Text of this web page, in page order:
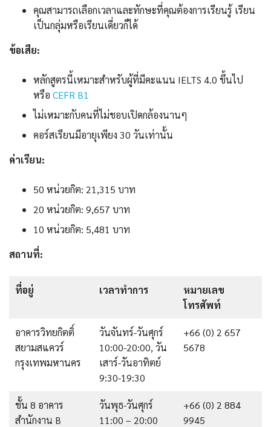
คุณสามารถเลือกเวลาและทักษะที่คุณต้องการเรียนรู้ เรียน
เป็นกลุ่มหรือเรียนเดี่ยวก็ได้
ข้อเสีย:
หลักสูตรนี้เหมาะสำหรับผู้ที่มีคะแนน IELTS 4.0 ขึ้นไป
หรือ CEFR B1
ไม่เหมาะกับคนที่ไม่ชอบเปิดกล้องนานๆ
คอร์สเรียนมีอายุเพียง 30 วันเท่านั้น
ค่าเรียน:
50 หน่วยกิต: 21,315 บาท
20 หน่วยกิต: 9,657 บาท
10 หน่วยกิต: 5,481 บาท
สถานที่:
ที่อยู่ เวลาทำการ
หมายเลข
โทรศัพท์
อาคารวิทยกิตติ์
สยามสแควร์
กรุงเทพมหานคร
วันจันทร์-วันศุกร์
10:00-20:00, วัน
เสาร์-วันอาทิตย์
9:30-19:30
+66 (0) 2 657
5678
ชั้น 8 อาคาร
สำนักงาน B
วันพุธ-วันศุกร์
11:00 – 20:00
+66 (0) 2 884
9945